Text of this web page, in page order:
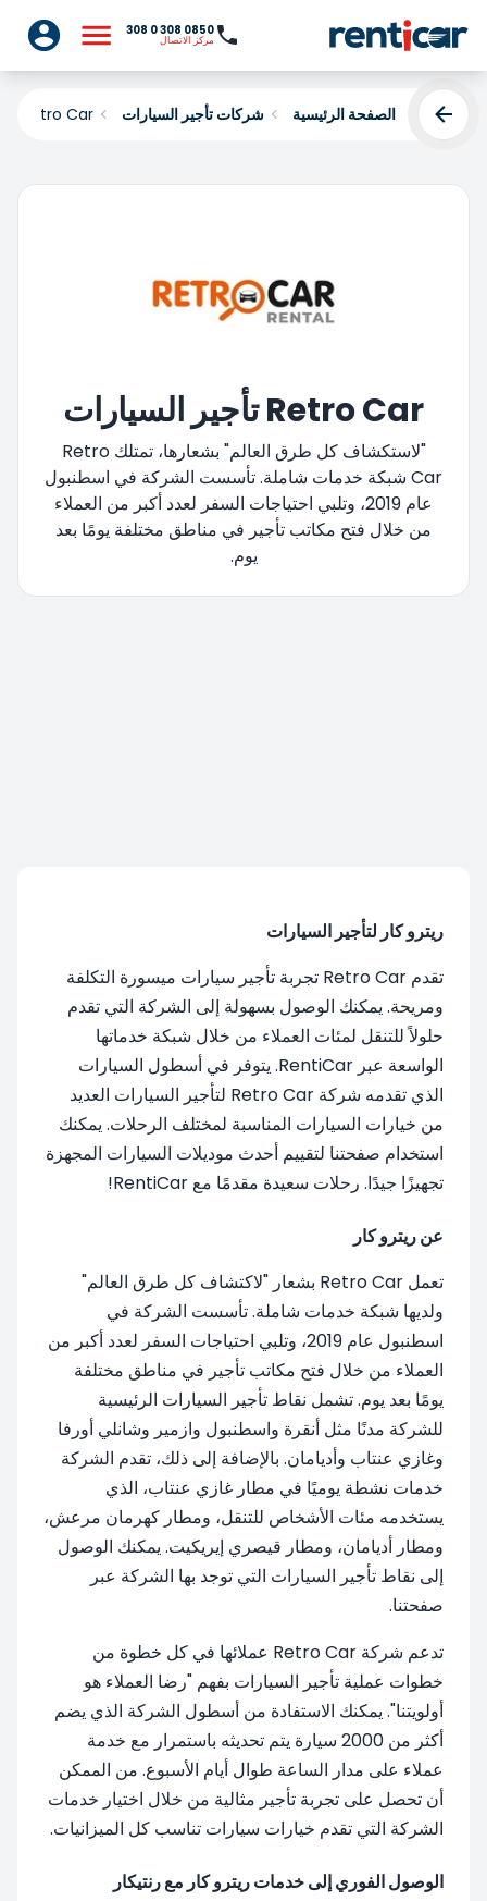
0850 308 0 308
مركز الاتصال
الصفحة الرئيسية شركات تأجير السيارات Retro Car
Retro Car تأجير السيارات
"لاستكشاف كل طرق العالم" بشعارها، تمتلك Retro
Car شبكة خدمات شاملة. تأسست الشركة في اسطنبول
عام 2019، وتلبي احتياجات السفر لعدد أكبر من العملاء
من خلال فتح مكاتب تأجير في مناطق مختلفة يومًا بعد
يوم.
ريترو كار لتأجير السيارات
تقدم Retro Car تجربة تأجير سيارات ميسورة التكلفة
ومريحة. يمكنك الوصول بسهولة إلى الشركة التي تقدم
حلولاً للتنقل لمئات العملاء من خلال شبكة خدماتها
الواسعة عبر RentiCar. يتوفر في أسطول السيارات
الذي تقدمه شركة Retro Car لتأجير السيارات العديد
من خيارات السيارات المناسبة لمختلف الرحلات. يمكنك
استخدام صفحتنا لتقييم أحدث موديلات السيارات المجهزة
تجهيزًا جيدًا. رحلات سعيدة مقدمًا مع RentiCar!
عن ريترو كار
تعمل Retro Car بشعار "لاكتشاف كل طرق العالم"
ولديها شبكة خدمات شاملة. تأسست الشركة في
اسطنبول عام 2019، وتلبي احتياجات السفر لعدد أكبر من
العملاء من خلال فتح مكاتب تأجير في مناطق مختلفة
يومًا بعد يوم. تشمل نقاط تأجير السيارات الرئيسية
للشركة مدنًا مثل أنقرة واسطنبول وازمير وشانلي أورفا
وغازي عنتاب وأديامان. بالإضافة إلى ذلك، تقدم الشركة
خدمات نشطة يوميًا في مطار غازي عنتاب، الذي
يستخدمه مئات الأشخاص للتنقل، ومطار كهرمان مرعش،
ومطار أديامان، ومطار قيصري إيريكيت. يمكنك الوصول
إلى نقاط تأجير السيارات التي توجد بها الشركة عبر
صفحتنا.
تدعم شركة Retro Car عملائها في كل خطوة من
خطوات عملية تأجير السيارات بفهم "رضا العملاء هو
أولويتنا". يمكنك الاستفادة من أسطول الشركة الذي يضم
أكثر من 2000 سيارة يتم تحديثه باستمرار مع خدمة
عملاء على مدار الساعة طوال أيام الأسبوع. من الممكن
أن تحصل على تجربة تأجير مثالية من خلال اختيار خدمات
الشركة التي تقدم خيارات سيارات تناسب كل الميزانيات.
الوصول الفوري إلى خدمات ريترو كار مع رنتيكار